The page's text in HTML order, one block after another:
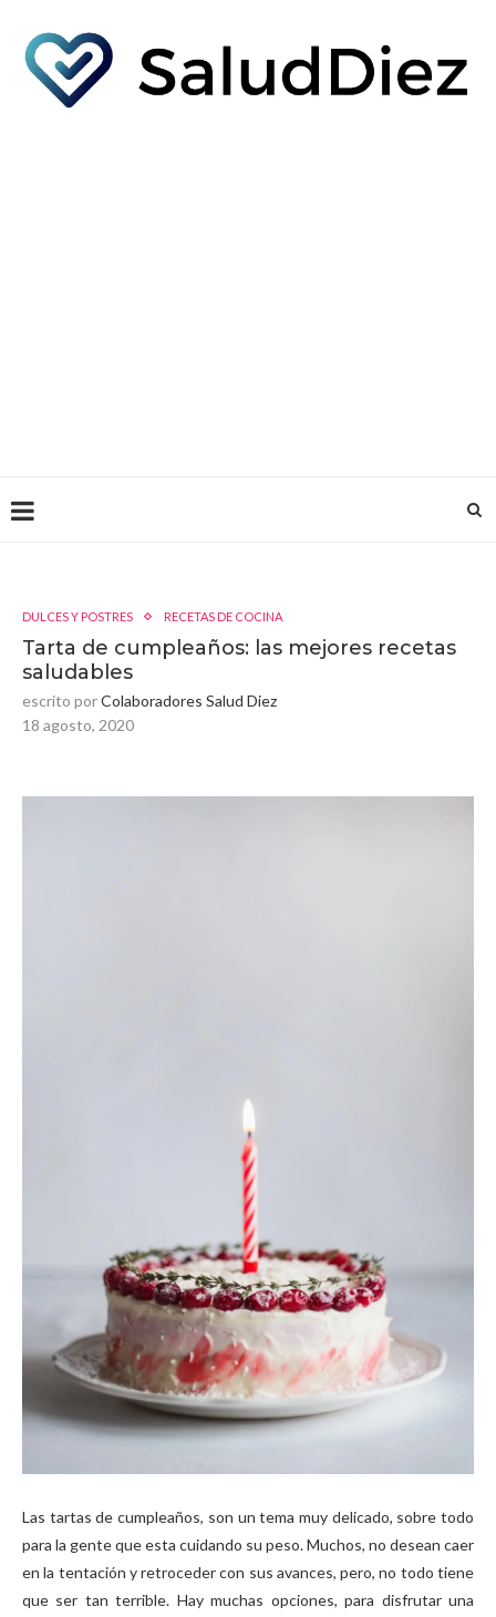
DULCES Y POSTRES RECETAS DE COCINA
Tarta de cumpleaños: las mejores recetas
saludables
escrito porColaboradores Salud Diez
18 agosto, 2020
Las tartas de cumpleaños, son un tema muy delicado, sobre todo
para la gente que esta cuidando su peso. Muchos, no desean caer
en la tentación y retroceder con sus avances, pero, no todo tiene
que ser tan terrible. Hay muchas opciones, para disfrutar una